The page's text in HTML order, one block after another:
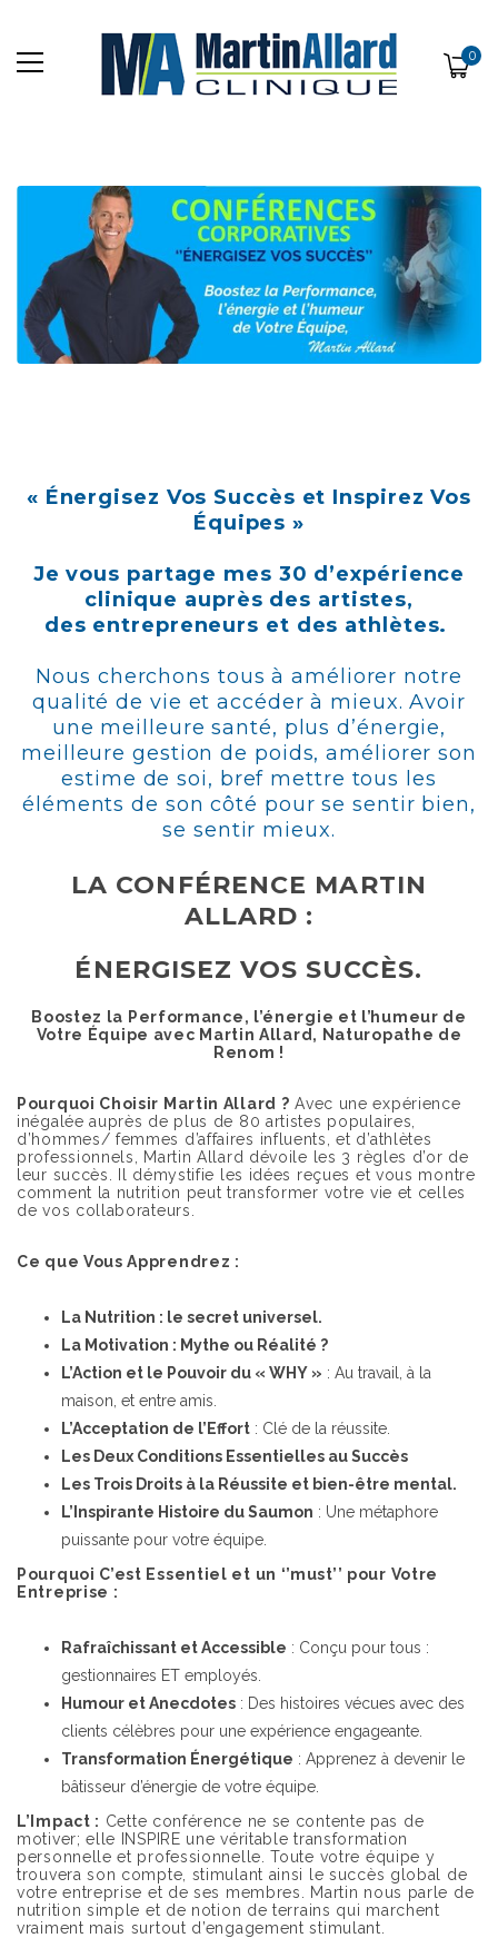
0
« Énergisez Vos Succès et Inspirez Vos
Équipes »
Je vous partage mes 30 d’expérience
clinique auprès des artistes,
des entrepreneurs et des athlètes.
Nous cherchons tous à améliorer notre
qualité de vie et accéder à mieux. Avoir
une meilleure santé, plus d’énergie,
meilleure gestion de poids, améliorer son
estime de soi, bref mettre tous les
éléments de son côté pour se sentir bien,
se sentir mieux.
LA CONFÉRENCE MARTIN
ALLARD :
ÉNERGISEZ VOS SUCCÈS.
Boostez la Performance, l’énergie et l’humeur de
Votre Équipe avec Martin Allard, Naturopathe de
Renom !
Pourquoi Choisir Martin Allard ? Avec une expérience
inégalée auprès de plus de 80 artistes populaires,
d’hommes/ femmes d’affaires influents, et d’athlètes
professionnels, Martin Allard dévoile les 3 règles d’or de
leur succès. Il démystifie les idées reçues et vous montre
comment la nutrition peut transformer votre vie et celles
de vos collaborateurs.
Ce que Vous Apprendrez :
La Nutrition : le secret universel.
La Motivation : Mythe ou Réalité ?
L’Action et le Pouvoir du « WHY » : Au travail, à la
maison, et entre amis.
L’Acceptation de l’Effort : Clé de la réussite.
Les Deux Conditions Essentielles au Succès
Les Trois Droits à la Réussite et bien-être mental.
L’Inspirante Histoire du Saumon : Une métaphore
puissante pour votre équipe.
Pourquoi C’est Essentiel et un ‘’must’’ pour Votre
Entreprise :
Rafraîchissant et Accessible : Conçu pour tous :
gestionnaires ET employés.
Humour et Anecdotes : Des histoires vécues avec des
clients célèbres pour une expérience engageante.
Transformation Énergétique : Apprenez à devenir le
bâtisseur d’énergie de votre équipe.
L’Impact : Cette conférence ne se contente pas de
motiver; elle INSPIRE une véritable transformation
personnelle et professionnelle. Toute votre équipe y
trouvera son compte, stimulant ainsi le succès global de
votre entreprise et de ses membres. Martin nous parle de
nutrition simple et de notion de terrains qui marchent
vraiment mais surtout d’engagement stimulant.